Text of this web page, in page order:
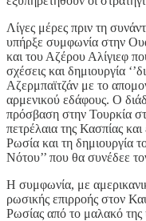
Λίγες μέρες πριν τη
υπήρξε συμφωνία στην
και του Αζέρου Αλίγιεφ
σχέσεις και δημιουργία
Αζερμπαϊτζάν με το
αρμενικού εδάφους. Ο
πρόσβαση στην Τουρκία
πετρέλαια της Κασπίας
Ρωσία και τη δημιουργία
Νότου’’ που θα συνέδεε
Η συμφωνία, με
ρωσικής επιρροής στον
Ρωσίας από το μαλακό της